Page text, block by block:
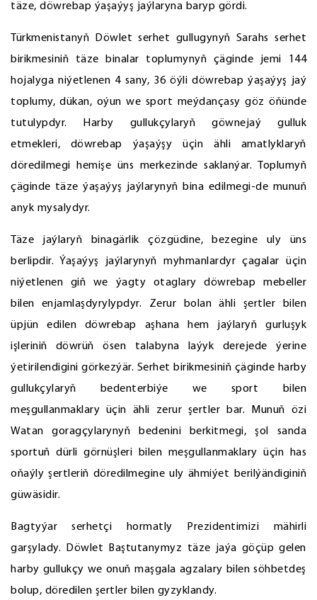
täze, döwrebap ýaşaýyş jaýlaryna baryp gördi.
Türkmenistanyň Döwlet serhet gullugynyň Sarahs serhet
birikmesiniň täze binalar toplumynyň çäginde jemi 144
hojalyga niýetlenen 4 sany, 36 öýli döwrebap ýaşaýyş jaý
toplumy, dükan, oýun we sport meýdançasy göz öňünde
tutulypdyr. Harby gullukçylaryň göwnejaý gulluk
etmekleri, döwrebap ýaşaýşy üçin ähli amatlyklaryň
döredilmegi hemişe üns merkezinde saklanýar. Toplumyň
çäginde täze ýaşaýyş jaýlarynyň bina edilmegi-de munuň
anyk mysalydyr.
Täze jaýlaryň binagärlik çözgüdine, bezegine uly üns
berlipdir. Ýaşaýyş jaýlarynyň myhmanlardyr çagalar üçin
niýetlenen giň we ýagty otaglary döwrebap mebeller
bilen enjamlaşdyrylypdyr. Zerur bolan ähli şertler bilen
üpjün edilen döwrebap aşhana hem jaýlaryň gurluşyk
işleriniň döwrüň ösen talabyna laýyk derejede ýerine
ýetirilendigini görkezýär. Serhet birikmesiniň çäginde harby
gullukçylaryň bedenterbiýe we sport bilen
meşgullanmaklary üçin ähli zerur şertler bar. Munuň özi
Watan goragçylarynyň bedenini berkitmegi, şol sanda
sportuň dürli görnüşleri bilen meşgullanmaklary üçin has
oňaýly şertleriň döredilmegine uly ähmiýet berilýändiginiň
güwäsidir.
Bagtyýar serhetçi hormatly Prezidentimizi mähirli
garşylady. Döwlet Baştutanymyz täze jaýa göçüp gelen
harby gullukçy we onuň maşgala agzalary bilen söhbetdeş
bolup, döredilen şertler bilen gyzyklandy.